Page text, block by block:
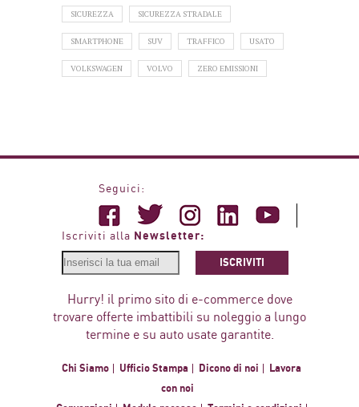
SICUREZZA SICUREZZA STRADALE
SMARTPHONE SUV TRAFFICO USATO
VOLKSWAGEN VOLVO ZERO EMISSIONI
Seguici:
Iscriviti alla Newsletter:
ISCRIVITI
Hurry! il primo sito di e-commerce dove
trovare offerte imbattibili su noleggio a lungo
termine e su auto usate garantite.
Chi Siamo Ufficio Stampa Dicono di noi
Lavora
con noi